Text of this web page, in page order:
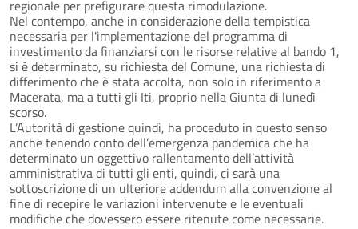
regionale per prefigurare questa rimodulazione.
Nel contempo, anche in considerazione della tempistica
necessaria per l'implementazione del programma di
investimento da finanziarsi con le risorse relative al bando 1,
si è determinato, su richiesta del Comune, una richiesta di
differimento che è stata accolta, non solo in riferimento a
Macerata, ma a tutti gli Iti, proprio nella Giunta di lunedì
scorso.
L’Autorità di gestione quindi, ha proceduto in questo senso
anche tenendo conto dell’emergenza pandemica che ha
determinato un oggettivo rallentamento dell’attività
amministrativa di tutti gli enti, quindi, ci sarà una
sottoscrizione di un ulteriore addendum alla convenzione al
fine di recepire le variazioni intervenute e le eventuali
modifiche che dovessero essere ritenute come necessarie.